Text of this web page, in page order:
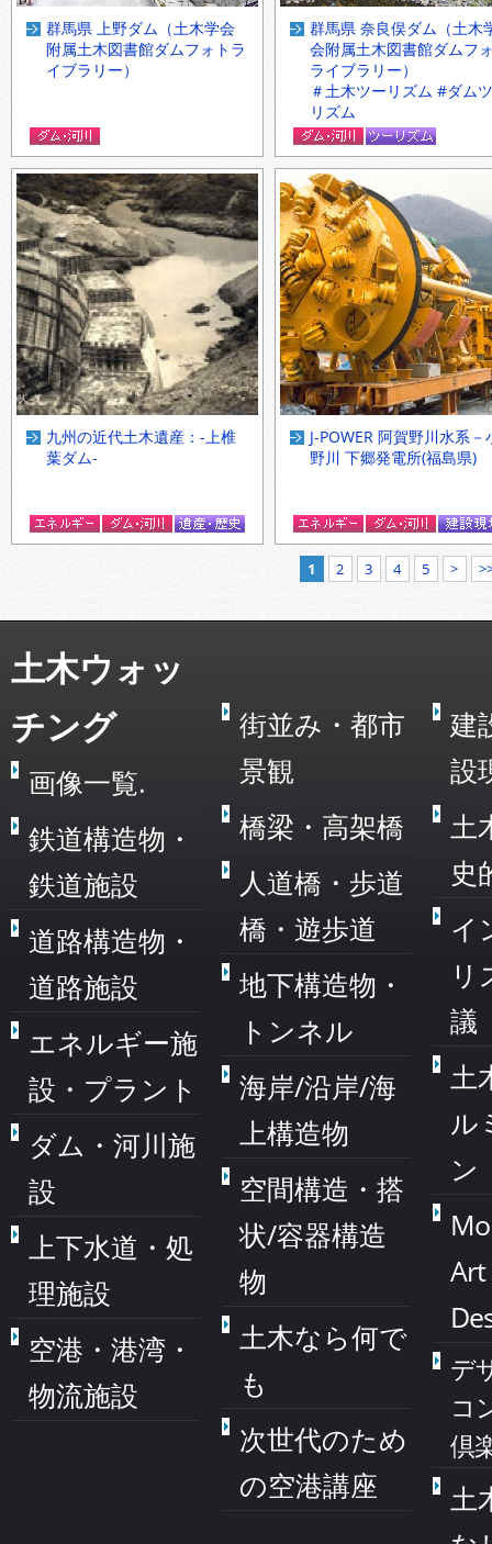
群馬県 上野ダム（土木学会
附属土木図書館ダムフォトラ
イブラリー）
群馬県 奈良俣ダム（土木
会附属土木図書館ダムフ
ライブラリー）
＃土木ツーリズム #ダム
リズム
九州の近代土木遺産：‐上椎
葉ダム‐
J-POWER 阿賀野川水系－
野川 下郷発電所(福島県)
1 2 3 4 5 >
土木ウォッ
チング
画像一覧.
鉄道構造物・
鉄道施設
道路構造物・
道路施設
エネルギー施
設・プラント
ダム・河川施
設
上下水道・処
理施設
空港・港湾・
物流施設
街並み・都市
景観
橋梁・高架橋
人道橋・歩道
橋・遊歩道
地下構造物・
トンネル
海岸/沿岸/海
上構造物
空間構造・搭
状/容器構造
物
土木なら何で
も
次世代のため
の空港講座
建
設
土
史
イ
リ
議
土
ル
ン
デ
コ
倶
土